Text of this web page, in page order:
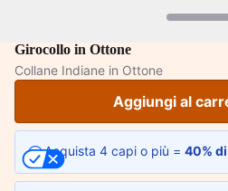
Girocollo in Ottone
Collane Indiane in Ottone
Aggiungi al
Acquista 4 capi o più = 40%